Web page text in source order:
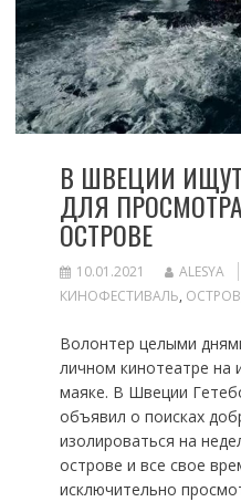
В ШВЕЦИИ
ДЛЯ
ОСТРОВЕ
10.01.2021 ALESYA
КИНОФЕСТИВАЛЬ, ОСТРОВ
Волонтер целыми
личном кинотеатре на
маяке. В Швеции
объявил о поисках
изолироваться на
острове и все свое
исключительно